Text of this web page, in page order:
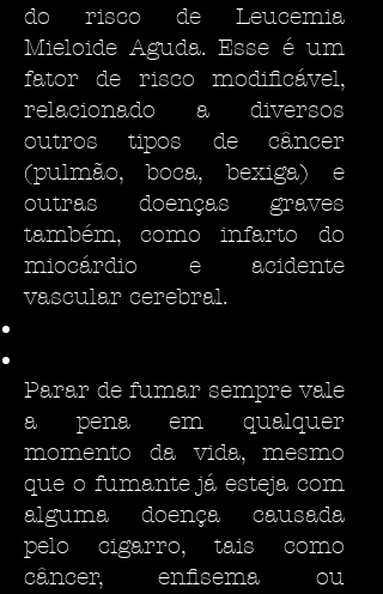
do risco de Leucemia
Mieloide Aguda. Esse é um
fator de risco modificável,
relacionado a diversos
outros tipos de câncer
(pulmão, boca, bexiga) e
outras doenças graves
também, como infarto do
miocárdio e acidente
vascular cerebral.
Parar de fumar sempre vale
a pena em qualquer
momento da vida, mesmo
que o fumante já esteja com
alguma doença causada
pelo cigarro, tais como
câncer, enfisema ou